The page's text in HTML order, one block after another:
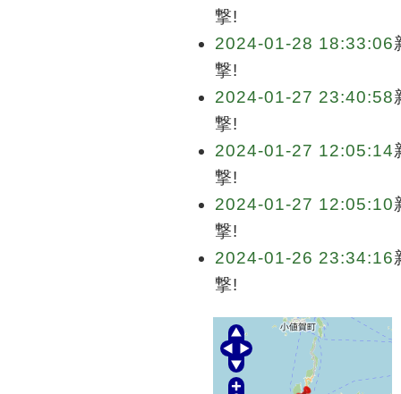
撃!
2024-01-28 18:33:06
撃!
2024-01-27 23:40:58
撃!
2024-01-27 12:05:14
撃!
2024-01-27 12:05:10
撃!
2024-01-26 23:34:16
撃!